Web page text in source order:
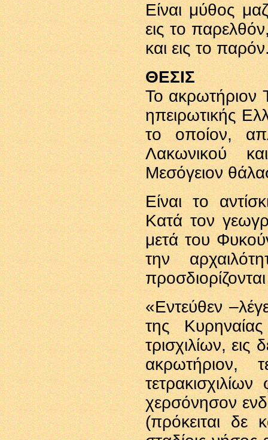
Είναι μύθος
εις το
και εις το
ΘΕΣΙΣ
Το ακρωτήριον
ηπειρωτικής
το οποίον,
Λακωνικού
Μεσόγειον
Είναι το
Κατά τον
μετά του
την
«Εντεύθεν
της
τρισχιλίων,
ακρωτήριον,
χερσόνησον
(πρόκειται δε